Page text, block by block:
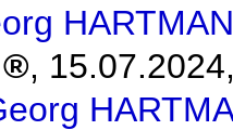
,